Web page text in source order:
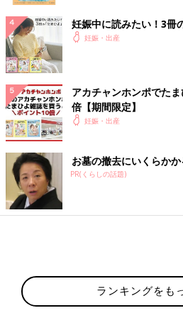
妊娠中に読みたい！3冊
妊娠・出産
アカチャンホンポでた
倍【期間限定】
妊娠・出産
お墓の撤去にいくらか
PR(くらしの話題)
ランキングをも